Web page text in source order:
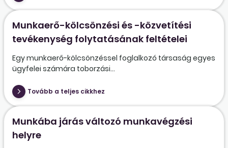
Munkaerő-kölcsönzési és -közvetítési
tevékenység folytatásának feltételei
Egy munkaerő-kölcsönzéssel foglalkozó társaság egyes
ügyfelei számára toborzási...
Tovább a teljes cikkhez
Munkába járás változó munkavégzési
helyre